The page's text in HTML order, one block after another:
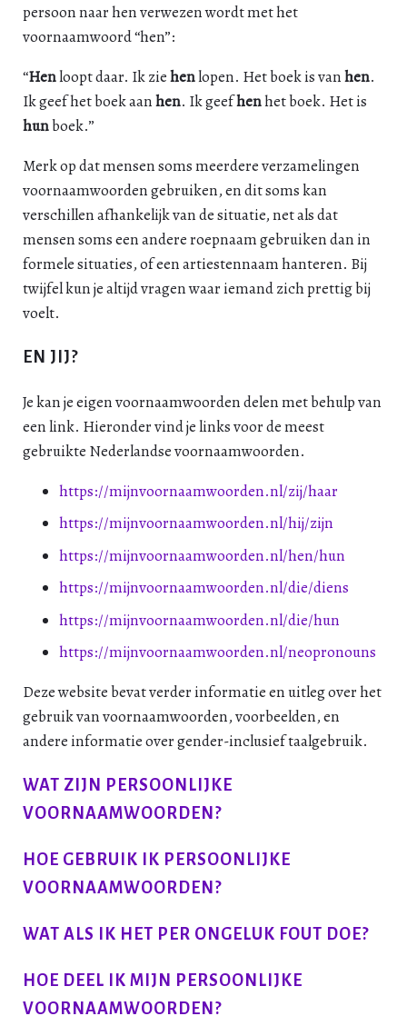
persoon naar hen verwezen wordt met het
voornaamwoord “hen”:
“Henloopt daar. Ik ziehenlopen. Het boek is vanhen.
Ik geef het boek aanhen. Ik geefhenhet boek. Het is
hunboek.”
Merk op dat mensen soms meerdere verzamelingen
voornaamwoorden gebruiken, en dit soms kan
verschillen afhankelijk van de situatie, net als dat
mensen soms een andere roepnaam gebruiken dan in
formele situaties, of een artiestennaam hanteren. Bij
twijfel kun je altijd vragen waar iemand zich prettig bij
voelt.
EN JIJ?
Je kan je eigen voornaamwoorden delen met behulp van
een link. Hieronder vind je links voor de meest
gebruikte Nederlandse voornaamwoorden.
https://mijnvoornaamwoorden.nl/zij/haar
https://mijnvoornaamwoorden.nl/hij/zijn
https://mijnvoornaamwoorden.nl/hen/hun
https://mijnvoornaamwoorden.nl/die/diens
https://mijnvoornaamwoorden.nl/die/hun
https://mijnvoornaamwoorden.nl/neopronouns
Deze website bevat verder informatie en uitleg over het
gebruik van voornaamwoorden, voorbeelden, en
andere informatie over gender-inclusief taalgebruik.
WAT ZIJN PERSOONLIJKE
VOORNAAMWOORDEN?
HOE GEBRUIK IK PERSOONLIJKE
VOORNAAMWOORDEN?
WAT ALS IK HET PER ONGELUK FOUT DOE?
HOE DEEL IK MIJN PERSOONLIJKE
VOORNAAMWOORDEN?